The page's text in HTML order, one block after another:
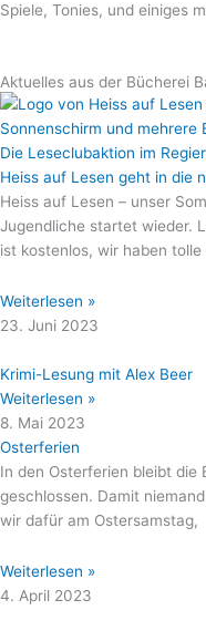
Spiele, Tonies, und einiges
Aktuelles aus der Bücherei
Heiss auf Lesen geht in die
Heiss auf Lesen – unser
Jugendliche startet wieder.
ist kostenlos, wir haben tolle
Weiterlesen »
23. Juni 2023
Krimi-Lesung mit Alex Beer
Weiterlesen »
8. Mai 2023
Osterferien
In den Osterferien bleibt die
geschlossen. Damit
wir dafür am Ostersamstag,
Weiterlesen »
4. April 2023